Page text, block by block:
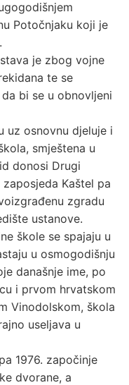
Potočnjaku koji je
je zbog vojne
te se
bi se u obnovljeni
uz osnovnu djeluje i
smještena u
donosi Drugi
Kaštel pa
zgradu
ustanove.
škole se spajaju u
u osmogodišnju
današnje ime, po
i prvom hrvatskom
Vinodolskom, škola
useljava u
1976. započinje
dvorane, a